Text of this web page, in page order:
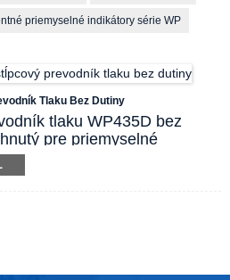
priemyselné indikátory série WP
Tlaku Bez Dutiny
tlaku WP435D bez
pre priemyselné
Jeho membrána na
Keďže neexistuje žiadna